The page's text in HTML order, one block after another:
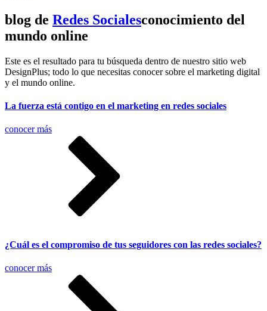
blog de Redes Socialesconocimiento del
mundo online
Este es el resultado para tu búsqueda dentro de nuestro sitio web
DesignPlus; todo lo que necesitas conocer sobre el marketing digital
y el mundo online.
La fuerza está contigo en el marketing en redes sociales
conocer más
¿Cuál es el compromiso de tus seguidores con las redes sociales?
conocer más